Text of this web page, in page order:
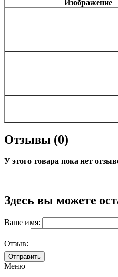
Изображение
Отзывы (0)
У этого товара пока нет
Здесь вы можете
Ваше имя:
Отзыв:
Меню